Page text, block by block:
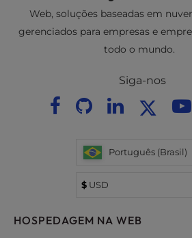
Web, soluções baseadas em
gerenciados para empresas e
todo o mundo.
Siga-nos
Português (Brasil)
$USD
HOSPEDAGEM NA WEB